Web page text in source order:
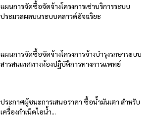
แผนการจัดซื้อจัดจ้างโครงการเช่าบริการระบบ
ประมวลผลบนระบบคลาวด์อัจฉริยะ
แผนการจัดซื้อจัดจ้างโครงการจ้างบำรุงรกษาระบบ
สารสนเทศทางห้องปฏิบัติการทางการแพทย์
ประกาศผู้ชนะการเสนอราคา ซื้อน้ำมันเตา สำหรับ
เครื่องกำเนิดไอน้ำ...